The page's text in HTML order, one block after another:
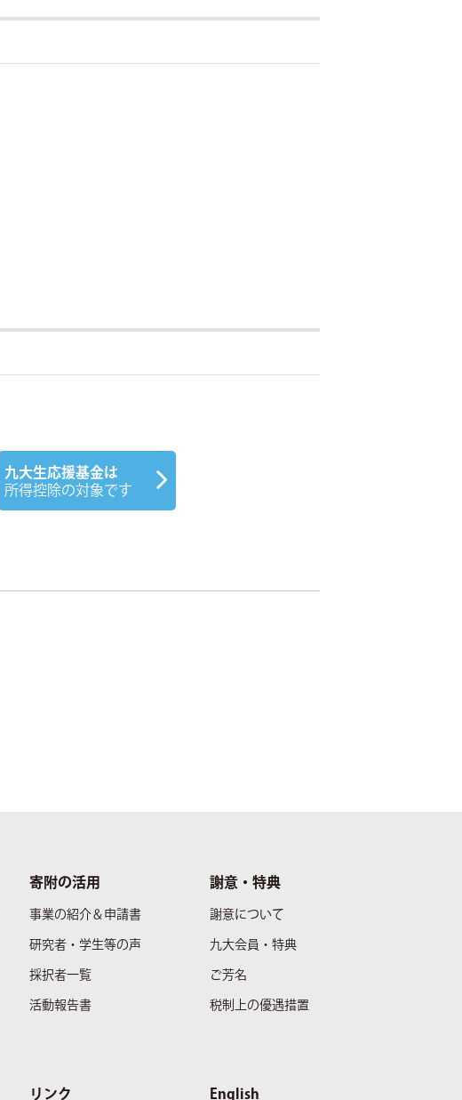
九大生応援基金は
所得控除の対象です
寄附の活用
事業の紹介＆申請書
研究者・学生等の声
採択者一覧
活動報告書
謝意・特典
謝意について
九大会員・特典
ご芳名
税制上の優遇措置
リンク English